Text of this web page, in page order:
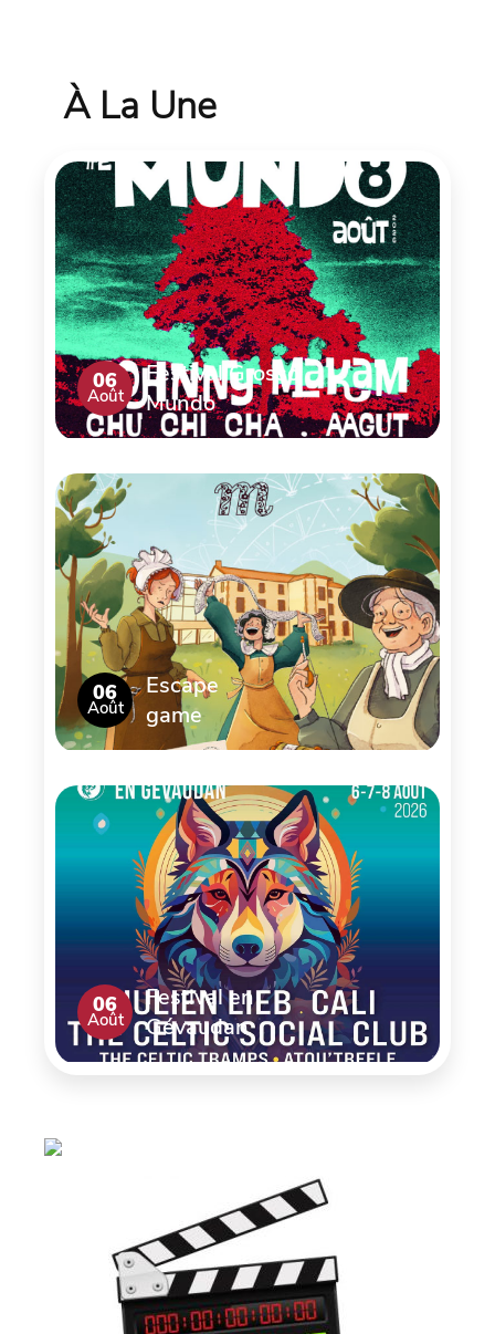
À La Une
06
Août
Festival Grosso
Mundo
06
Août
Escape
game
06
Août
Festival en
Gévaudan